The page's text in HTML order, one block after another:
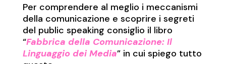
Per comprendere al meglio i meccanismi
della comunicazione e scoprire i segreti
del public speaking consiglio il libro
“Fabbrica della Comunicazione: Il
Linguaggio dei Media” in cui spiego tutto